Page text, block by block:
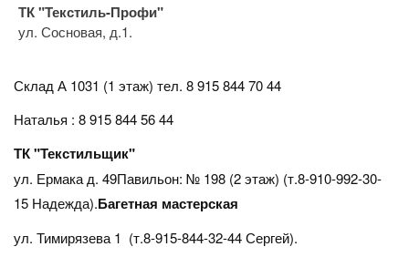
ТК "Текстиль-Профи"
ул. Сосновая, д.1.
Склад А 1031 (1 этаж) тел. 8 915 844 70 44
Наталья : 8 915 844 56 44
ТК "Текстильщик"
ул. Ермака д. 49Павильон: № 198 (2 этаж) (т.8-910-992-30-
15 Надежда).Багетная мастерская
ул. Тимирязева 1 (т.8-915-844-32-44 Сергей).